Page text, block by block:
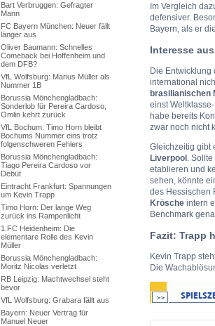
Bart Verbruggen: Gefragter
Mann
FC Bayern München: Neuer fällt
länger aus
Oliver Baumann: Schnelles
Comeback bei Hoffenheim und
dem DFB?
VfL Wolfsburg: Marius Müller als
Nummer 1B
Borussia Mönchengladbach:
Sonderlob für Pereira Cardoso,
Omlin kehrt zurück
VfL Bochum: Timo Horn bleibt
Bochums Nummer eins trotz
folgenschweren Fehlers
Borussia Mönchengladbach:
Tiago Pereira Cardoso vor
Debüt
Eintracht Frankfurt: Spannungen
um Kevin Trapp
Timo Horn: Der lange Weg
zurück ins Rampenlicht
1.FC Heidenheim: Die
elementare Rolle des Kevin
Müller
Borussia Mönchengladbach:
Moritz Nicolas verletzt
RB Leipzig: Machtwechsel steht
bevor
VfL Wolfsburg: Grabara fällt aus
Bayern: Neuer Vertrag für
Manuel Neuer
Im Vergleich
defensiver.
Bayern, als er
Interesse
Die Entwicklung
international
brasilianischen
einst
habe bereits
zwar noch nicht
Gleichzeitig gibt
Liverpool .
etablieren und
sehen, könnte
des Hessischen
Krösche intern
Benchmark
Fazit: Trapp
Kevin Trapp
Die